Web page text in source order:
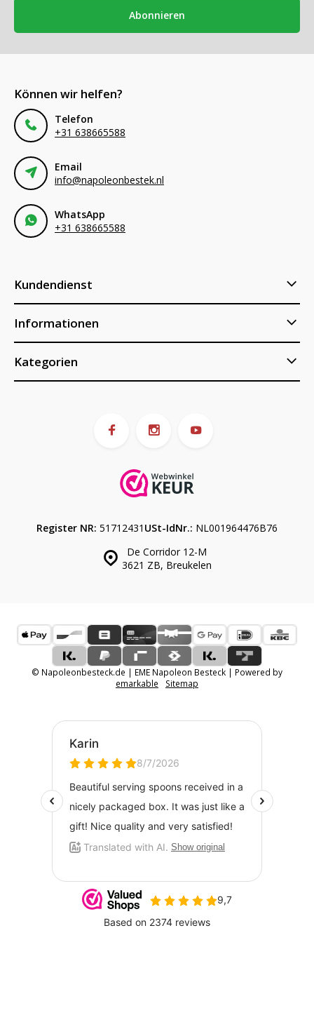
Abonnieren
Können wir helfen?
Telefon
+31 638665588
Email
info@napoleonbestek.nl
WhatsApp
+31 638665588
Kundendienst
Informationen
Kategorien
De Corridor 12-M
3621 ZB, Breukelen
Register NR: 51712431 USt-IdNr.: NL001964476B76
© Napoleonbesteck.de | EME Napoleon Besteck | Powered by
emarkable
Sitemap